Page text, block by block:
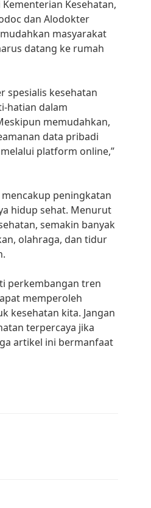
Kesehatan,
dan Alodokter
masyarakat
datang ke rumah
spesialis kesehatan
hatian dalam
memudahkan,
data pribadi
platform online,”
peningkatan
hidup sehat. Menurut
semakin banyak
olahraga, dan tidur
perkembangan tren
memperoleh
kesehatan kita. Jangan
terpercaya jika
artikel ini bermanfaat